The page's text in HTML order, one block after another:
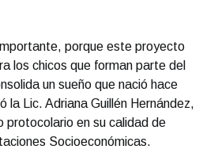
porque este proyecto
los chicos que forman parte del
un sueño que nació hace
la Lic. Adriana Guillén Hernández,
protocolario en su calidad de
Socioeconómicas.